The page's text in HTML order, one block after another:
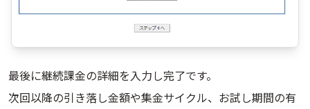
最後に継続課金の詳細を入力し完了です。
次回以降の引き落し金額や集金サイクル、お試し期間の有